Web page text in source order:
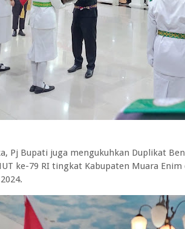
Pj Bupati juga mengukuhkan Duplikat
ke-79 RI tingkat Kabupaten Muara Enim